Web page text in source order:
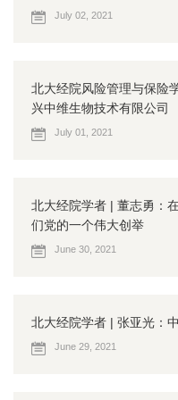
July 02, 2021
北大经院风险管理与保险
兴中维生物技术有限公司
July 01, 2021
北大经院学者 | 董志勇：
们党的一个伟大创举
June 30, 2021
北大经院学者 | 张亚光：
June 29, 2021